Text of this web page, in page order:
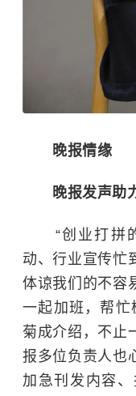
晚报情缘
晚报发声助力
“创业打拼的
动、行业宣传忙
体谅我们的不容
一起加班，帮忙
菊成介绍，不止
报多位负责人也
加急刊发内容